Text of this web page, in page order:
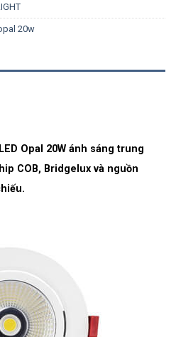
20w
Opal 20W ánh sáng trung
COB, Bridgelux và nguồn